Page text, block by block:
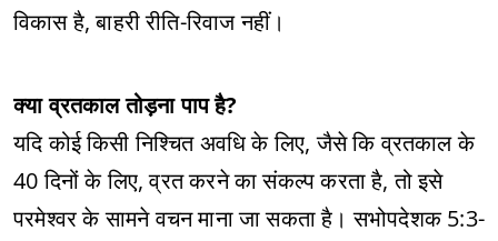
विकास है, बाहरी रीति-रिवाज नहीं।
क्या व्रतकाल तोड़ना पाप है?
यदि कोई किसी निश्चित अवधि के लिए, जैसे कि व्रतकाल के
40 दिनों के लिए, व्रत करने का संकल्प करता है, तो इसे
परमेश्वर के सामने वचन माना जा सकता है। सभोपदेशक 5:3-